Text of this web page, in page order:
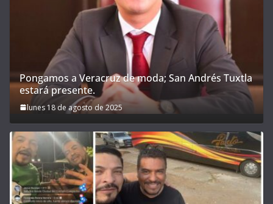
Pongamos a Veracruz de moda; San Andrés Tuxtla
estará presente.
lunes 18 de agosto de 2025